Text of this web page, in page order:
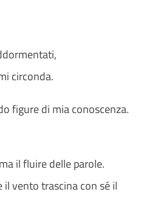
circonda.
figure di mia conoscenza.
il fluire delle parole.
il vento trascina con sé il